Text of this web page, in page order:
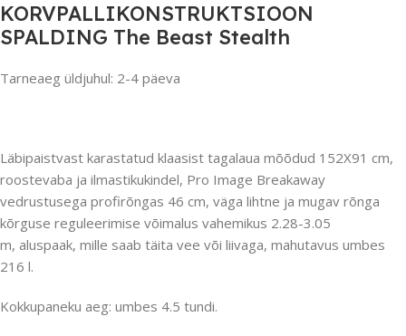
KORVPALLIKONSTRUKTSIOON
SPALDING The Beast Stealth
Tarneaeg üldjuhul: 2-4 päeva
Läbipaistvast karastatud klaasist tagalaua mõõdud 152X91 cm,
roostevaba ja ilmastikukindel, Pro Image Breakaway
vedrustusega profirõngas 46 cm, väga lihtne ja mugav rõnga
kõrguse reguleerimise võimalus vahemikus 2.28-3.05
m, aluspaak, mille saab täita vee või liivaga, mahutavus umbes
216 l.
Kokkupaneku aeg: umbes 4.5 tundi.